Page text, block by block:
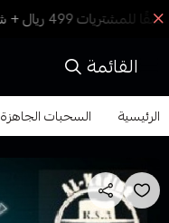
القائمة
الرئيسية السحبات الجاهزة